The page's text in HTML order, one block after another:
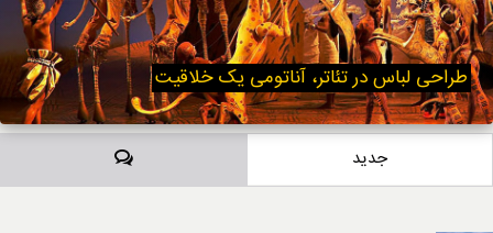
طراحی لباس در تئاتر، آناتومی یک خلاقیت
جدید دیدگاه‌ها